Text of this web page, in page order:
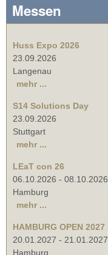
Messen
Huss Expo 2026
23.09.2026
Langenau
mehr ...
S14 Solutions Day
23.09.2026
Stuttgart
mehr ...
LEaT con 26
06.10.2026 - 08.10.2026
Hamburg
mehr ...
HAMBURG OPEN 2027
20.01.2027 - 21.01.2027
Hamburg